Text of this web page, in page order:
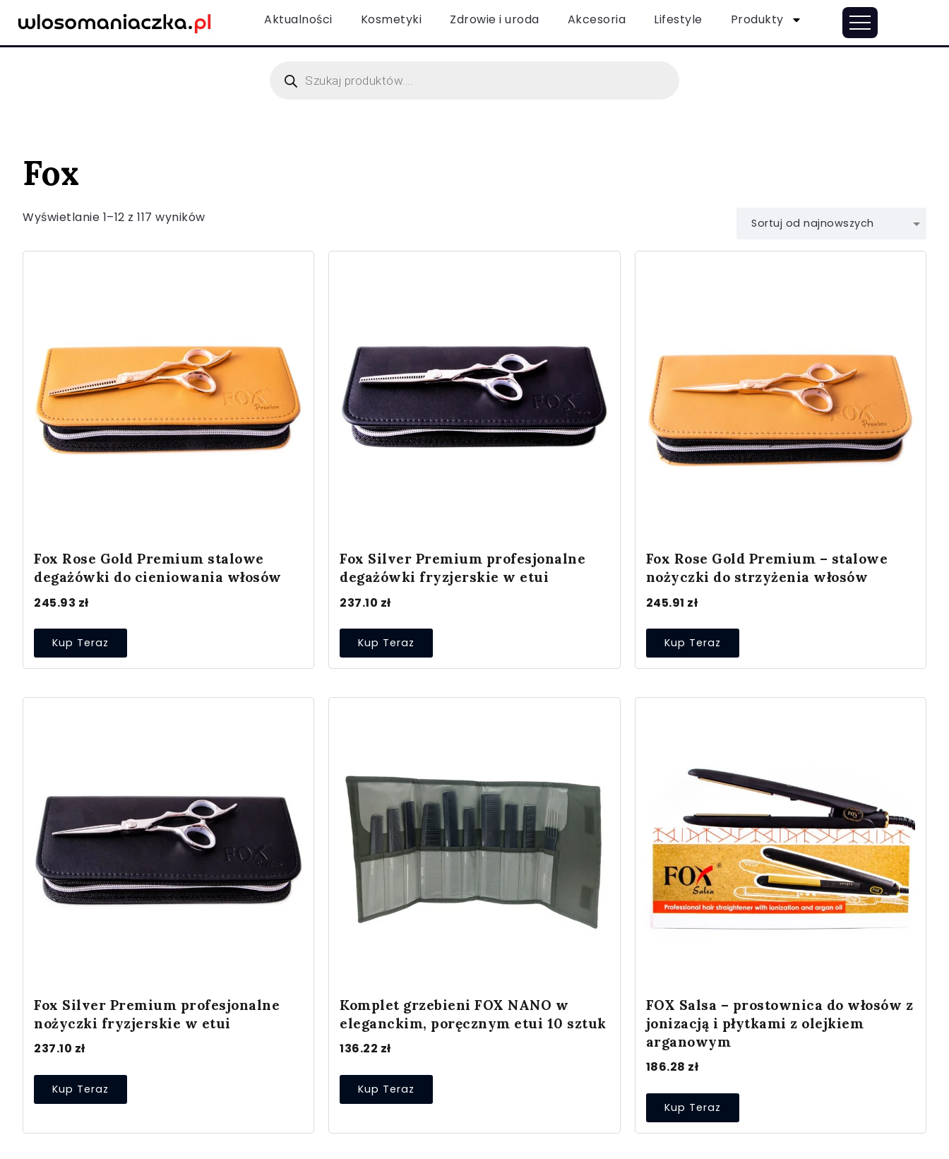
Aktualności Kosmetyki Zdrowie i uroda Akcesoria Lifestyle Produkty
Fox
Wyświetlanie 1–12 z 117 wyników
Fox Rose Gold Premium stalowe
degażówki do cieniowania włosów
245.93 zł
Kup Teraz
Fox Silver Premium profesjonalne
degażówki fryzjerskie w etui
237.10 zł
Kup Teraz
Fox Rose Gold Premium – stalowe
nożyczki do strzyżenia włosów
245.91 zł
Kup Teraz
Fox Silver Premium profesjonalne
nożyczki fryzjerskie w etui
237.10 zł
Kup Teraz
Komplet grzebieni FOX NANO w
eleganckim, poręcznym etui 10 sztuk
136.22 zł
Kup Teraz
FOX Salsa – prostownica do włosów z
jonizacją i płytkami z olejkiem
arganowym
186.28 zł
Kup Teraz